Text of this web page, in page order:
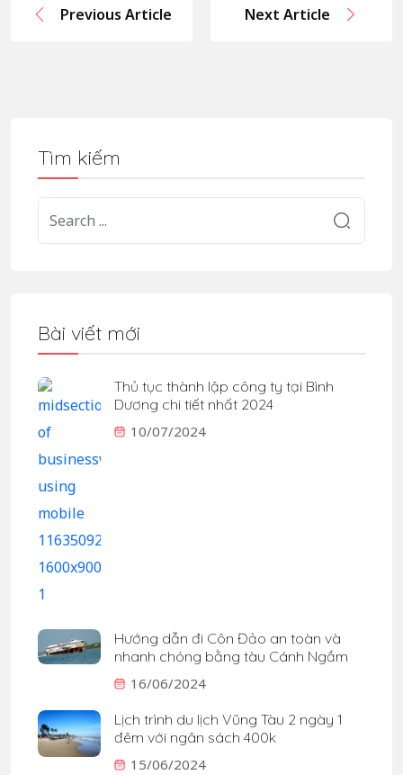
Previous Article Next Article
Tìm kiếm
Bài viết mới
Thủ tục thành lập công ty tại Bình
Dương chi tiết nhất 2024
10/07/2024
Hướng dẫn đi Côn Đảo an toàn và
nhanh chóng bằng tàu Cánh Ngầm
16/06/2024
Lịch trình du lịch Vũng Tàu 2 ngày 1
đêm với ngân sách 400k
15/06/2024